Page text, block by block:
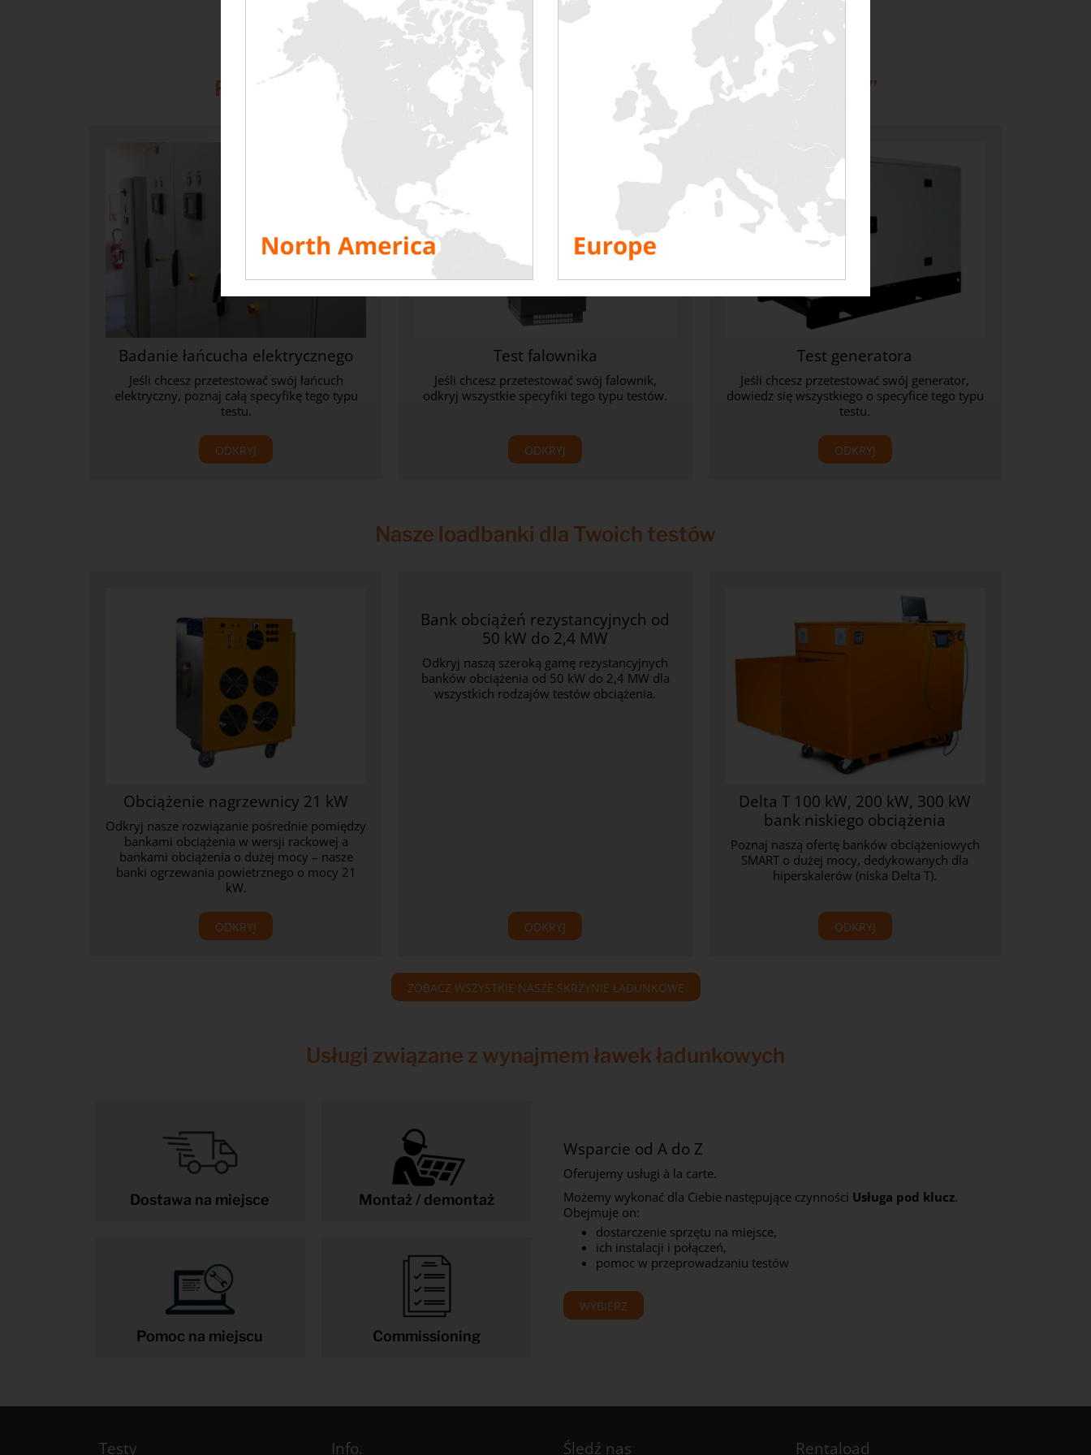
Różne rodzaje badań wykonywanych w sektorze „Zdrowie i szpitale”
Badanie łańcucha elektrycznego
Jeśli chcesz przetestować swój łańcuch
elektryczny, poznaj całą specyfikę tego typu
testu.
ODKRYJ
Test falownika
Jeśli chcesz przetestować swój falownik,
odkryj wszystkie specyfiki tego typu testów.
ODKRYJ
Test generatora
Jeśli chcesz przetestować swój generator,
dowiedz się wszystkiego o specyfice tego typu
testu.
ODKRYJ
Nasze loadbanki dla Twoich testów
Obciążenie nagrzewnicy 21 kW
Odkryj nasze rozwiązanie pośrednie pomiędzy
bankami obciążenia w wersji rackowej a
bankami obciążenia o dużej mocy – nasze
banki ogrzewania powietrznego o mocy 21
kW.
ODKRYJ
Bank obciążeń rezystancyjnych od
50 kW do 2,4 MW
Odkryj naszą szeroką gamę rezystancyjnych
banków obciążenia od 50 kW do 2,4 MW dla
wszystkich rodzajów testów obciążenia.
ODKRYJ
Delta T 100 kW, 200 kW, 300 kW
bank niskiego obciążenia
Poznaj naszą ofertę banków obciążeniowych
SMART o dużej mocy, dedykowanych dla
hiperskalerów (niska Delta T).
ODKRYJ
ZOBACZ WSZYSTKIE NASZE SKRZYNIE ŁADUNKOWE
Usługi związane z wynajmem ławek ładunkowych
Dostawa na miejsce Montaż / demontaż
Pomoc na miejscu Commissioning
Wsparcie od A do Z
Oferujemy usługi à la carte.
Możemy wykonać dla Ciebie następujące czynności Usługa pod klucz.
Obejmuje on:
dostarczenie sprzętu na miejsce,
ich instalacji i połączeń,
pomoc w przeprowadzaniu testów
WYBIERZ
Testy Info. Śledź nas Rentaload